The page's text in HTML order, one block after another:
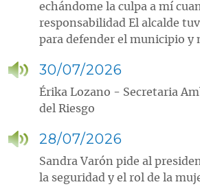
echándome la culpa a mí
responsabilidad El alcalde
para defender el municipio y
30/07/2026
Érika Lozano - Secretaria
del Riesgo
28/07/2026
Sandra Varón pide al
la seguridad y el rol de la